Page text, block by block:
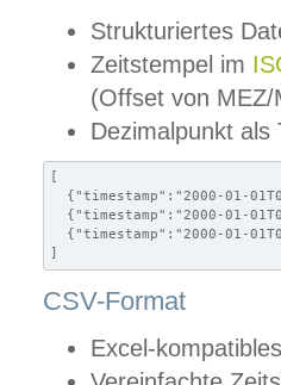
Strukturiertes
Zeitstempel im
(Offset von MEZ/
Dezimalpunkt als
[
{"timestamp":"2000-01-
{"timestamp":"2000-01-
{"timestamp":"2000-01-
]
CSV-Format
Excel-